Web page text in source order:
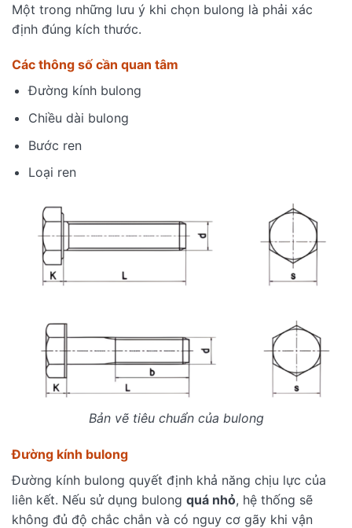
Một trong những lưu ý khi chọn bulong là phải xác
định đúng kích thước.
Các thông số cần quan tâm
Đường kính bulong
Chiều dài bulong
Bước ren
Loại ren
Bản vẽ tiêu chuẩn của bulong
Đường kính bulong
Đường kính bulong quyết định khả năng chịu lực của
liên kết. Nếu sử dụng bulong quá nhỏ, hệ thống sẽ
không đủ độ chắc chắn và có nguy cơ gãy khi vận